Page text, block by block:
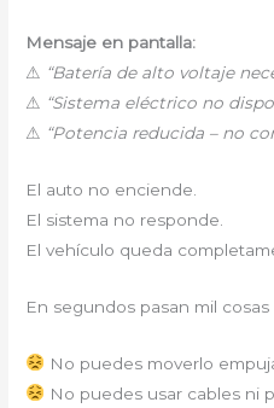
Mensaje en pantalla:
⚠ “Batería de alto voltaje
⚠ “Sistema eléctrico no
⚠ “Potencia reducida – no
El auto no enciende.
El sistema no responde.
El vehículo queda
En segundos pasan mil
No puedes moverlo
No puedes usar cables ni